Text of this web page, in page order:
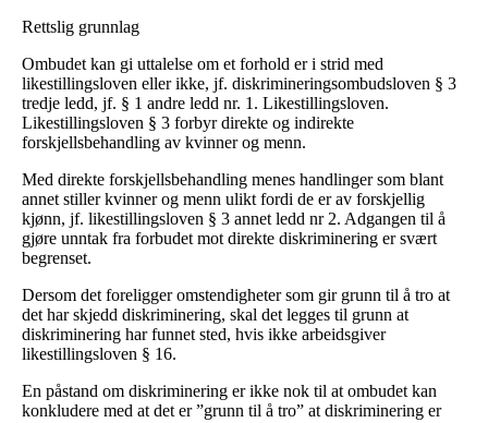
Rettslig grunnlag
Ombudet kan gi uttalelse om et forhold er i strid med
likestillingsloven eller ikke, jf. diskrimineringsombudsloven § 3
tredje ledd, jf. § 1 andre ledd nr. 1. Likestillingsloven.
Likestillingsloven § 3 forbyr direkte og indirekte
forskjellsbehandling av kvinner og menn.
Med direkte forskjellsbehandling menes handlinger som blant
annet stiller kvinner og menn ulikt fordi de er av forskjellig
kjønn, jf. likestillingsloven § 3 annet ledd nr 2. Adgangen til å
gjøre unntak fra forbudet mot direkte diskriminering er svært
begrenset.
Dersom det foreligger omstendigheter som gir grunn til å tro at
det har skjedd diskriminering, skal det legges til grunn at
diskriminering har funnet sted, hvis ikke arbeidsgiver
likestillingsloven § 16.
En påstand om diskriminering er ikke nok til at ombudet kan
konkludere med at det er ”grunn til å tro” at diskriminering er